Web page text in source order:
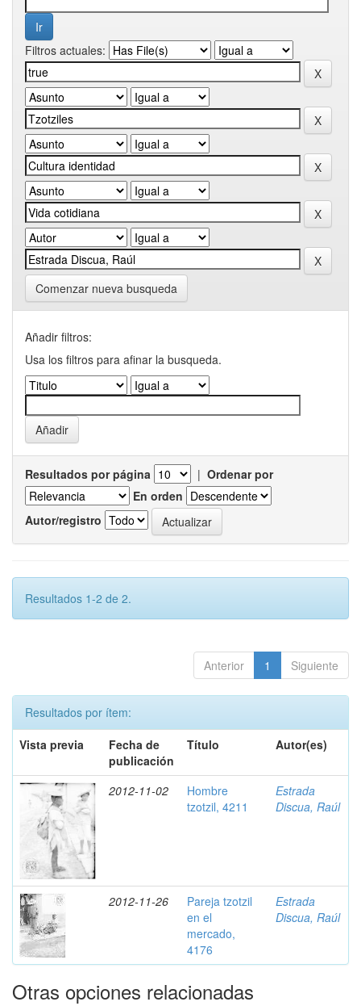
Filtros actuales:
Comenzar nueva busqueda
Añadir filtros:
Usa los filtros para afinar la busqueda.
Resultados por página | Ordenar por
En orden
Autor/registro
Resultados 1-2 de 2.
Anterior 1 Siguiente
Resultados por ítem:
Vista previa
Fecha de
publicación
Título Autor(es)
2012-11-02
Hombre
tzotzil, 4211
Estrada
Discua, Raúl
2012-11-26
Pareja tzotzil
en el
mercado,
4176
Estrada
Discua, Raúl
Otras opciones relacionadas